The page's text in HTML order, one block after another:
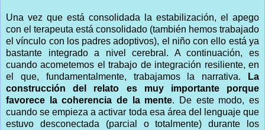
Una vez que está consolidada la estabilización, el apego
con el terapeuta está consolidado (también hemos trabajado
el vínculo con los padres adoptivos), el niño con ello está ya
bastante integrado a nivel cerebral. A continuación, es
cuando acometemos el trabajo de integración resiliente, en
el que, fundamentalmente, trabajamos la narrativa.
La
construcción del relato es muy importante porque
favorece la coherencia de la mente. De este modo, es
cuando se empieza a activar toda esa área del lenguaje que
estuvo desconectada (parcial o totalmente) durante los